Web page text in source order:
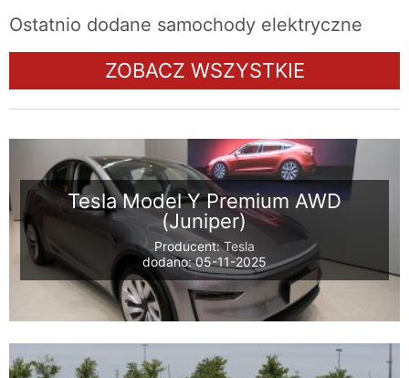
Ostatnio dodane samochody elektryczne
ZOBACZ WSZYSTKIE
Tesla Model Y Premium AWD
(Juniper)
Producent:Tesla
dodano: 05-11-2025